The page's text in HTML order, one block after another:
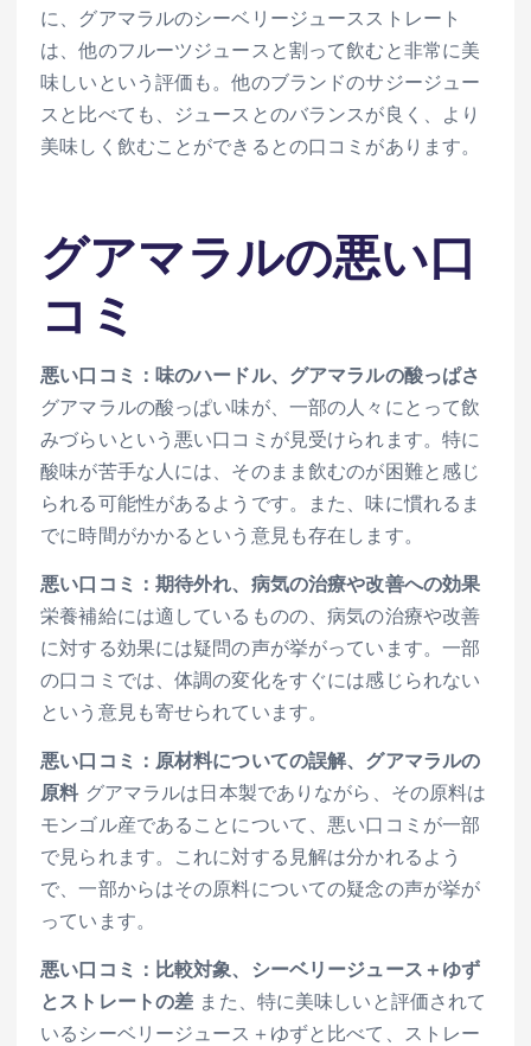
に、グアマラルのシーベリージュースストレート
は、他のフルーツジュースと割って飲むと非常に美
味しいという評価も。他のブランドのサジージュー
スと比べても、ジュースとのバランスが良く、より
美味しく飲むことができるとの口コミがあります。
グアマラルの悪い口
コミ
悪い口コミ：味のハードル、グアマラルの酸っぱさ
グアマラルの酸っぱい味が、一部の人々にとって飲
みづらいという悪い口コミが見受けられます。特に
酸味が苦手な人には、そのまま飲むのが困難と感じ
られる可能性があるようです。また、味に慣れるま
でに時間がかかるという意見も存在します。
悪い口コミ：期待外れ、病気の治療や改善への効果
栄養補給には適しているものの、病気の治療や改善
に対する効果には疑問の声が挙がっています。一部
の口コミでは、体調の変化をすぐには感じられない
という意見も寄せられています。
悪い口コミ：原材料についての誤解、グアマラルの
原料 グアマラルは日本製でありながら、その原料は
モンゴル産であることについて、悪い口コミが一部
で見られます。これに対する見解は分かれるよう
で、一部からはその原料についての疑念の声が挙が
っています。
悪い口コミ：比較対象、シーベリージュース＋ゆず
とストレートの差 また、特に美味しいと評価されて
いるシーベリージュース＋ゆずと比べて、ストレー